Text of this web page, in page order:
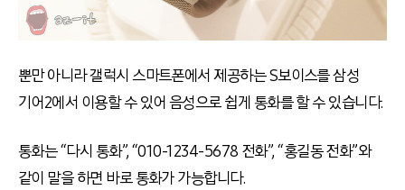
뿐만 아니라 갤럭시 스마트폰에서 제공하는 S보이스를 삼성
기어2에서 이용할 수 있어 음성으로 쉽게 통화를 할 수 있습니다.
통화는 “다시 통화”, “010-1234-5678 전화”, “홍길동 전화”와
같이 말을 하면 바로 통화가 가능합니다.